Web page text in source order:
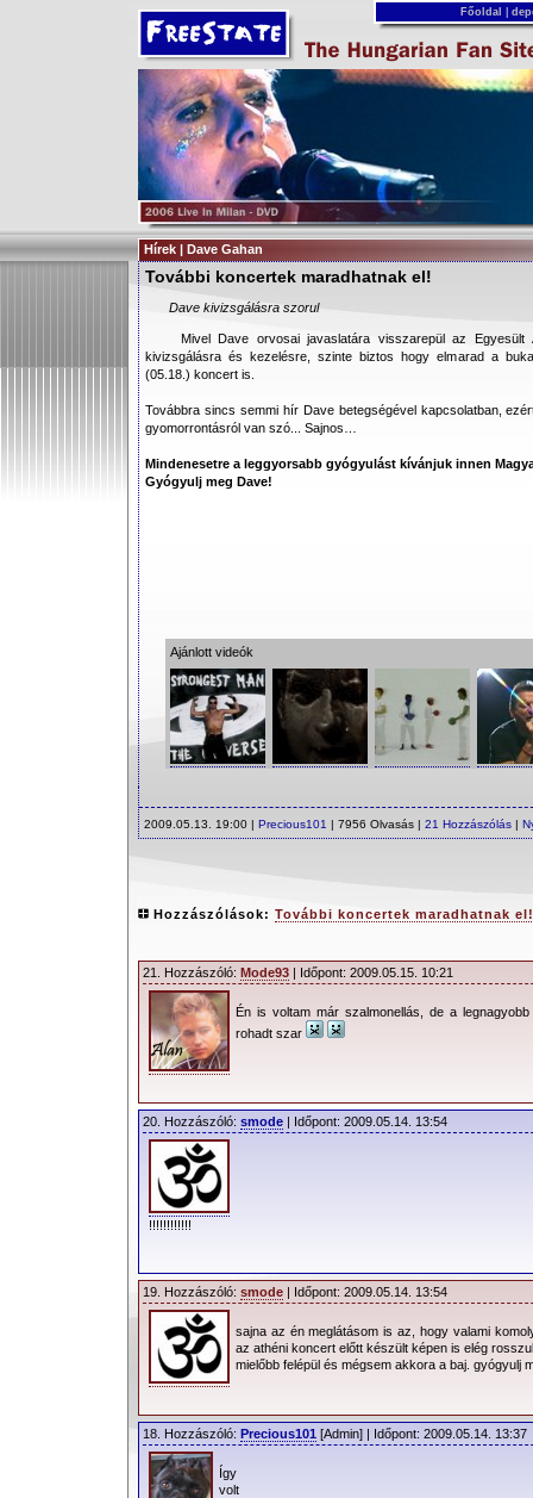
Főoldal
Hírek | Dave Gahan
További koncertek maradhatnak el!
Dave kivizsgálásra szorul
Mivel Dave orvosai javaslatára visszarepül az Egyesült
kivizsgálásra és kezelésre, szinte biztos hogy elmarad a
(05.18.) koncert is.
Továbbra sincs semmi hír Dave betegségével kapcsolatban,
gyomorrontásról van szó... Sajnos…
Mindenesetre a leggyorsabb gyógyulást kívánjuk innen
Gyógyulj meg Dave!
Ajánlott videók
2009.05.13. 19:00 | Precious101 | 7956 Olvasás | 21 Hozzászólás |
Hozzászólások: További koncertek maradhatnak el!
21. Hozzászóló: Mode93 | Időpont: 2009.05.15. 10:21
Én is voltam már szalmonellás, de a
rohadt szar
20. Hozzászóló: smode | Időpont: 2009.05.14. 13:54
!!!!!!!!!!!!
19. Hozzászóló: smode | Időpont: 2009.05.14. 13:54
sajna az én meglátásom is az, hogy valami
az athéni koncert előtt készült képen is elég
mielőbb felépül és mégsem akkora a baj. gyógyulj
18. Hozzászóló: Precious101 [Admin] | Időpont: 2009.05.14. 13:37
Így
volt